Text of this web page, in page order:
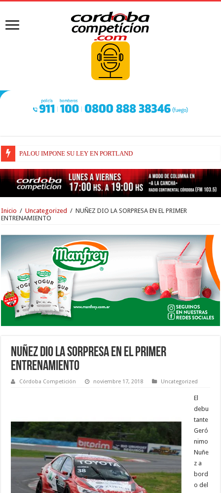
BEZZECCHI LOGRÓ UN PODIO DE ENORME CARGA EMOTIVA
Inicio / Uncategorized / NUÑEZ DIO LA SORPRESA EN EL PRIMER
ENTRENAMIENTO
NUÑEZ DIO LA SORPRESA EN EL PRIMER
ENTRENAMIENTO
Córdoba Competición noviembre 17, 2018 Uncategorized
El
debu
tante
Geró
nimo
Nuñe
z a
bord
o del